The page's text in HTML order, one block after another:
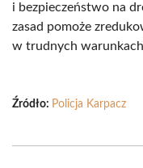
i bezpieczeństwo na
zasad pomoże
w trudnych
Źródło: Policja Karpacz